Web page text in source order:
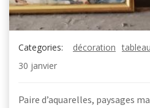
Categories: décoration tableau
30 janvier
Paire d’aquarelles, paysages